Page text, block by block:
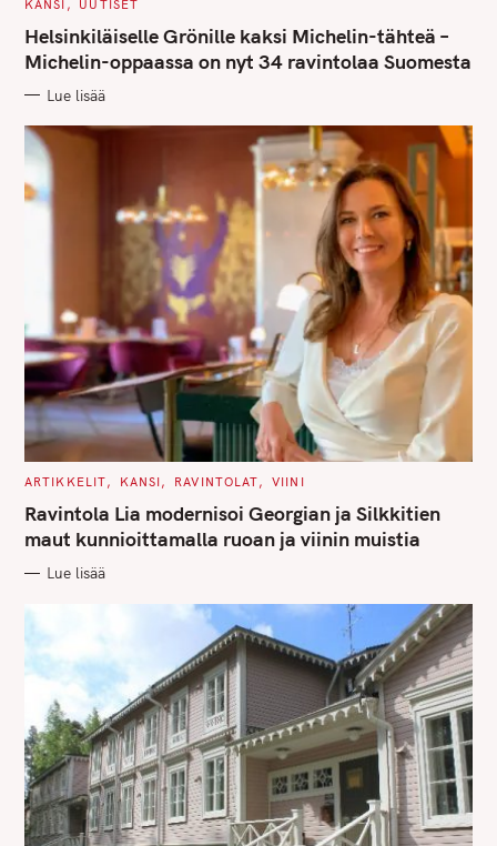
T
E
G
O
I
S
KANSI UUTISET
Helsinkiläiselle Grönille kaksi Michelin-tähteä –
Michelin-oppaassa on nyt 34 ravintolaa Suomesta
Lue lisää
C
T
E
G
O
I
ARTIKKELIT KANSI RAVINTOLAT VIINI
Ravintola Lia modernisoi Georgian ja Silkkitien
maut kunnioittamalla ruoan ja viinin muistia
Lue lisää
r
c
h
f